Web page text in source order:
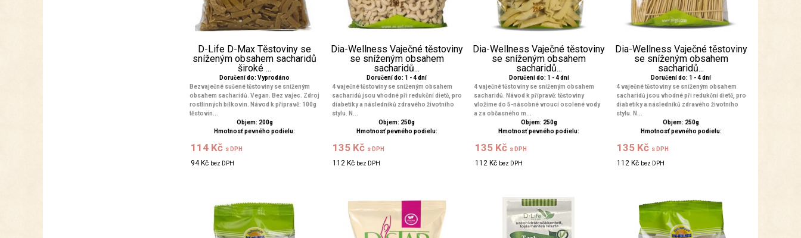
D-Life D-Max Těstoviny se
sníženým obsahem sacharidů
široké ...
Doručení do: Vyprodáno
Bezvaječné sušené těstoviny se sníženým
obsahem sacharidů. Vegan. Bez vajec. Zdroj
rostlinných bílkovin. Návod k přípravě: 100g
těstovin...
Objem: 200g
Hmotnosť pevného podielu:
114 Kč s DPH
94 Kč bez DPH
Dia-Wellness Vaječné těstoviny
se sníženým obsahem
sacharidů...
Doručení do: 1 - 4 dní
4 vaječné těstoviny se sníženým obsahem
sacharidů jsou vhodné při redukční dietě, pro
diabetiky a následníků zdravého životního
stylu. N...
Objem: 250g
Hmotnosť pevného podielu:
135 Kč s DPH
112 Kč bez DPH
Dia-Wellness Vaječné těstoviny
se sníženým obsahem
sacharidů...
Doručení do: 1 - 4 dní
4 vaječné těstoviny se sníženým obsahem
sacharidů. Návod k přípravě: těstoviny
vložíme do 5-násobné vroucí osolené vody
a za občasného m...
Objem: 250g
Hmotnosť pevného podielu:
135 Kč s DPH
112 Kč bez DPH
Dia-Wellness Vaječné těstoviny
se sníženým obsahem
sacharidů...
Doručení do: 1 - 4 dní
4 vaječné těstoviny se sníženým obsahem
sacharidů jsou vhodné při redukční dietě, pro
diabetiky a následníků zdravého životního
stylu. N...
Objem: 250g
Hmotnosť pevného podielu:
135 Kč s DPH
112 Kč bez DPH